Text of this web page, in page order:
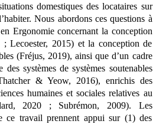
domestiques des locataires sur
Nous abordons ces questions à
Ergonomie concernant la conception
Lecoester, 2015) et la conception de
(Fréjus, 2019), ainsi que d’un cadre
des systèmes de systèmes soutenables
& Yeow, 2016), enrichis des
humaines et sociales relatives au
2020 ; Subrémon, 2009). Les
ce travail prennent appui sur (1) des